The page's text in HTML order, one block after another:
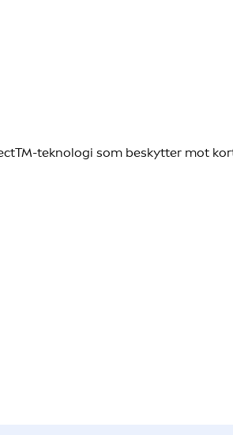
teknologi som beskytter mot